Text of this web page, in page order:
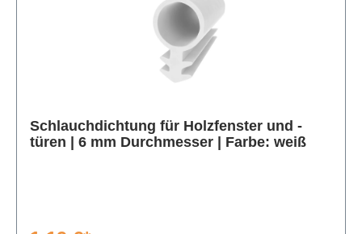
Schlauchdichtung für Holzfenster und -
türen | 6 mm Durchmesser | Farbe: weiß